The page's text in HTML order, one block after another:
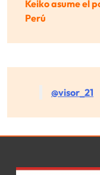
Keiko asume el
Perú
@visor_21